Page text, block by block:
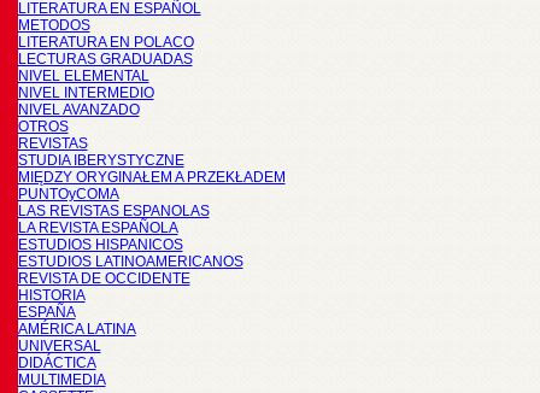
LITERATURA EN ESPAÑOL
METODOS
LITERATURA EN POLACO
LECTURAS GRADUADAS
NIVEL ELEMENTAL
NIVEL INTERMEDIO
NIVEL AVANZADO
OTROS
REVISTAS
STUDIA IBERYSTYCZNE
MIĘDZY ORYGINAŁEM A PRZEKŁADEM
PUNTOyCOMA
LAS REVISTAS ESPANOLAS
LA REVISTA ESPAÑOLA
ESTUDIOS HISPANICOS
ESTUDIOS LATINOAMERICANOS
REVISTA DE OCCIDENTE
HISTORIA
ESPAÑA
AMÉRICA LATINA
UNIVERSAL
DIDÁCTICA
MULTIMEDIA